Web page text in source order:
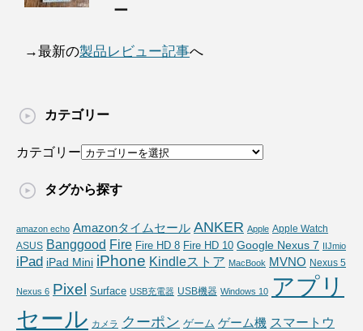
ー
→最新の製品レビュー記事へ
カテゴリー
カテゴリー
タグから探す
amazon echo Amazonタイムセール ANKER Apple Apple Watch
ASUS Banggood Fire Fire HD 8 Fire HD 10 Google Nexus 7 IIJmio
iPad iPad Mini iPhone Kindleストア MacBook MVNO Nexus 5
Nexus 6 Pixel Surface USB充電器 USB機器 Windows 10 アプリ
セール カメラ クーポン ゲーム ゲーム機 スマートウ